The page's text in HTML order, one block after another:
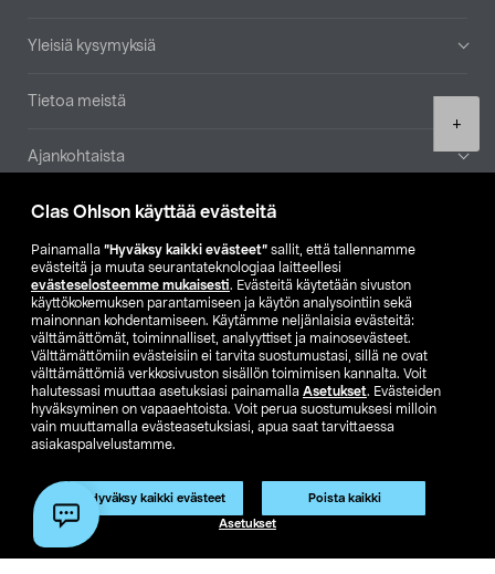
Clas Ohlson käyttää evästeitä
Painamalla ”Hyväksy kaikki evästeet” sallit, että tallennamme
evästeitä ja muuta seurantateknologiaa laitteellesi
evästeselosteemme mukaisesti. Evästeitä käytetään sivuston
käyttökokemuksen parantamiseen ja käytön analysointiin sekä
mainonnan kohdentamiseen. Käytämme neljänlaisia evästeitä:
välttämättömät, toiminnalliset, analyyttiset ja mainosevästeet.
Välttämättömiin evästeisiin ei tarvita suostumustasi, sillä ne ovat
välttämättömiä verkkosivuston sisällön toimimisen kannalta. Voit
halutessasi muuttaa asetuksiasi painamalla Asetukset. Evästeiden
hyväksyminen on vapaaehtoista. Voit perua suostumuksesi milloin
vain muuttamalla evästeasetuksiasi, apua saat tarvittaessa
asiakaspalvelustamme.
Hyväksy kaikki evästeet Poista kaikki
Asetukset
+
Yleisiä kysymyksiä
Tietoa meistä
Ajankohtaista
Muut yrityksemme
Etsi myymälä
SE NO FI
FI SV
Club Clas Ostoehdot
Tietosuojaseloste
Näytä hinnat ilman ALV:a